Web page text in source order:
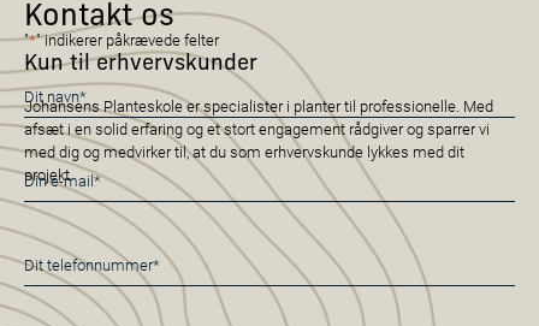
Kontakt os
Kun til erhvervskunder
Johansens Planteskole er specialister i planter til professionelle. Med
afsæt i en solid erfaring og et stort engagement rådgiver og sparrer vi
med dig og medvirker til, at du som erhvervskunde lykkes med dit
projekt.
"*" indikerer påkrævede felter
Navn
*
E-
mail
*
Telefon
*